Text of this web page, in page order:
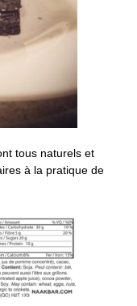
tous naturels et
à la pratique de